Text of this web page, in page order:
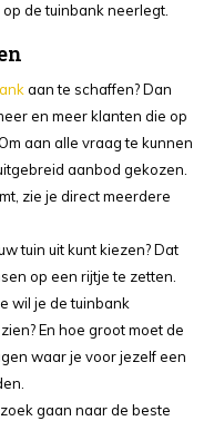
de tuinbank neerlegt.
aan te schaffen? Dan
en meer klanten die op
aan alle vraag te kunnen
aanbod gekozen.
zie je direct meerdere
tuin uit kunt kiezen? Dat
op een rijtje te zetten.
wil je de tuinbank
En hoe groot moet de
waar je voor jezelf een
gaan naar de beste